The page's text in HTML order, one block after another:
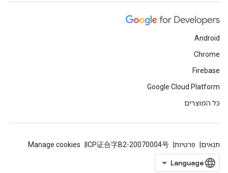
Android
Chrome
Firebase
Google Cloud Platform
כל המוצרים
תנאים פרטיות ICP证合字B2-20070004号
Manage cookies